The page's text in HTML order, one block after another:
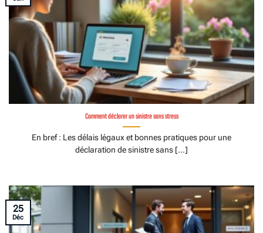
Comment déclarer un sinistre sans stress
En bref : Les délais légaux et bonnes pratiques pour une
déclaration de sinistre sans [...]
25
Déc